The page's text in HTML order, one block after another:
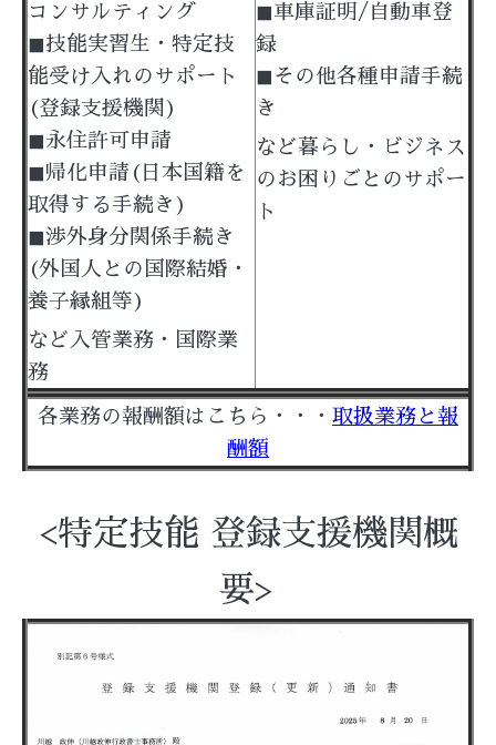
コンサルティング
◼︎技能実習生・特定技
能受け入れのサポート
(登録支援機関)
◼︎永住許可申請
◼︎帰化申請(日本国籍を
取得する手続き)
◼︎渉外身分関係手続き
(外国人との国際結婚・
養子縁組等)
など入管業務・国際業
務
◼︎車庫証明/自動車登
録
◼︎その他各種申請手続
き
など暮らし・ビジネス
のお困りごとのサポー
ト
各業務の報酬額はこちら・・・ 取扱業務と報
酬額
<特定技能 登録支援機関概
要>